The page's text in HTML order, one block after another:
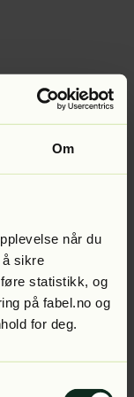
Om
når du
sikre
statistikk, og
på fabel.no og
for deg.